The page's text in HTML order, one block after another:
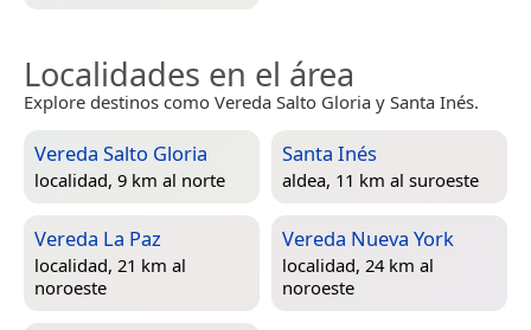
Localidades en el área
Explore destinos como Vereda Salto Gloria y Santa Inés.
Vereda Salto Gloria
localidad, 9 km al norte
Santa Inés
aldea, 11 km al suroeste
Vereda La Paz
localidad, 21 km al
noroeste
Vereda Nueva York
localidad, 24 km al
noroeste